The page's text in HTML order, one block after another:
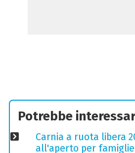
Potrebbe
Carnia a ruota libera
all'aperto per